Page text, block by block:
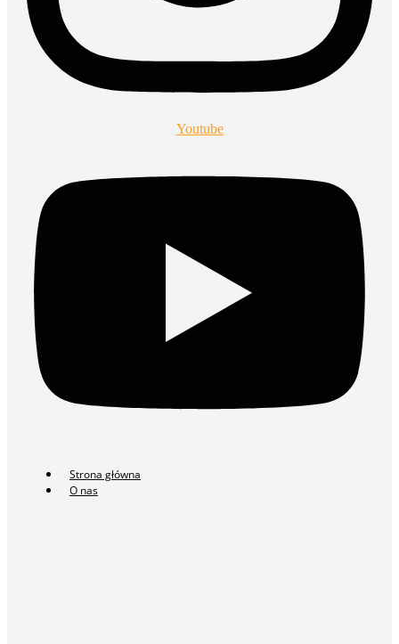
Youtube
Strona główna
O nas